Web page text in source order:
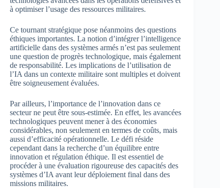
à optimiser l’usage des ressources militaires.
Ce tournant stratégique pose néanmoins des questions
éthiques importantes. La notion d’intégrer l’intelligence
artificielle dans des systèmes armés n’est pas seulement
une question de progrès technologique, mais également
de responsabilité. Les implications de l’utilisation de
l’IA dans un contexte militaire sont multiples et doivent
être soigneusement évaluées.
Par ailleurs, l’importance de l’innovation dans ce
secteur ne peut être sous-estimée. En effet, les avancées
technologiques peuvent mener à des économies
considérables, non seulement en termes de coûts, mais
aussi d’efficacité opérationnelle. Le défi réside
cependant dans la recherche d’un équilibre entre
innovation et régulation éthique. Il est essentiel de
procéder à une évaluation rigoureuse des capacités des
systèmes d’IA avant leur déploiement final dans des
missions militaires.